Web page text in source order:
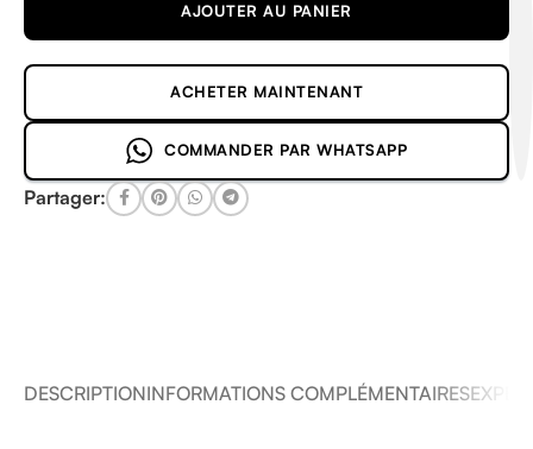
AJOUTER AU PANIER
ACHETER MAINTENANT
COMMANDER PAR WHATSAPP
Partager:
DESCRIPTIONINFORMATIONS COMPLÉMENTAIRES